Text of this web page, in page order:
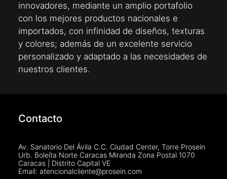
innovadores, mediante un amplio portafolio
con los mejores productos nacionales e
importados, con infinidad de diseños, texturas
y colores; además de un excelente servicio
personalizado y adaptado a las necesidades de
nuestros clientes.
Contacto
Av. Sanatorio Del Ávila C.C. Ciudad Center, Torre Prosein
Urb. Boleíta Norte Caracas Miranda Zona Postal 1070
Caracas | Distrito Capital VE
Email: atencionalcliente@prosein.com